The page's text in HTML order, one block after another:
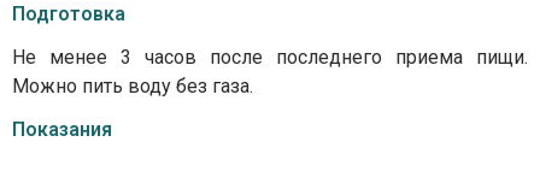
Подготовка
Не менее 3 часов после последнего приема пищи.
Можно пить воду без газа.
Показания